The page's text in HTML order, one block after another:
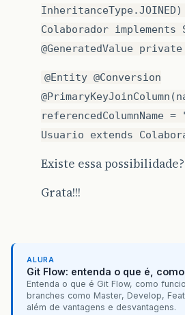
Colaborador
@GeneratedValue
@Entity @Conversion
Usuario extends
Existe essa possibilidade?
Grata!!!
ALURA
Git Flow: entenda o que é,
Entenda o que é Git Flow, como
branches como Master, Develop,
além de vantagens e desvantagens.